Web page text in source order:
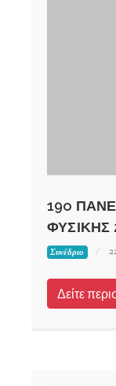
19o
ΦΥΣΙΚΗΣ
Συνέδριο
Δείτε